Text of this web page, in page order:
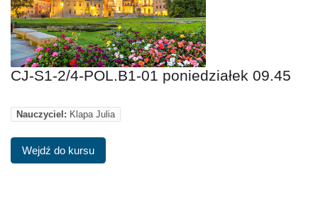
CJ-S1-2/4-POL.B1-01 poniedziałek 09.45
Nauczyciel: Klapa Julia
Wejdź do kursu